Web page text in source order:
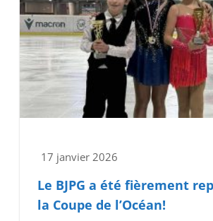
17 janvier 2026
Le BJPG a été fièrement
la Coupe de l’Océan!